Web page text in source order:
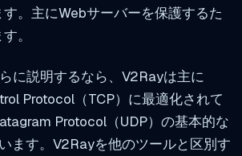
。主にWebサーバーを保護するた
。
に説明するなら、V2Rayは主に
Protocol（TCP）に最適化されて
Protocol（UDP）の基本的な
ます。V2Rayを他のツールと区別す